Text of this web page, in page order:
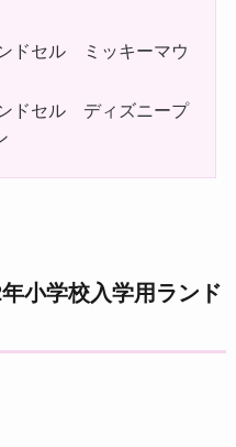
ドセル ミッキーマウ
ドセル ディズニープ
小学校入学用ランド